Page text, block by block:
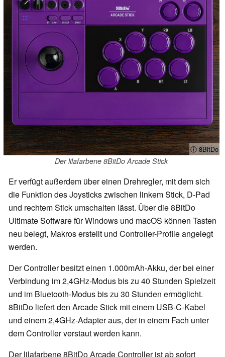
ⓘ 8BitDo
Der lilafarbene 8BitDo Arcade Stick
Er verfügt außerdem über einen Drehregler, mit dem sich
die Funktion des Joysticks zwischen linkem Stick, D-Pad
und rechtem Stick umschalten lässt. Über die 8BitDo
Ultimate Software für Windows und macOS können Tasten
neu belegt, Makros erstellt und Controller-Profile angelegt
werden.
Der Controller besitzt einen 1.000mAh-Akku, der bei einer
Verbindung im 2,4GHz-Modus bis zu 40 Stunden Spielzeit
und im Bluetooth-Modus bis zu 30 Stunden ermöglicht.
8BitDo liefert den Arcade Stick mit einem USB-C-Kabel
und einem 2,4GHz-Adapter aus, der in einem Fach unter
dem Controller verstaut werden kann.
Der lilafarbene 8BitDo Arcade Controller ist ab sofort